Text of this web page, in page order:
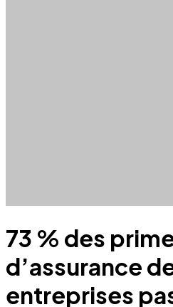
73 % des
d’assurance
entreprises